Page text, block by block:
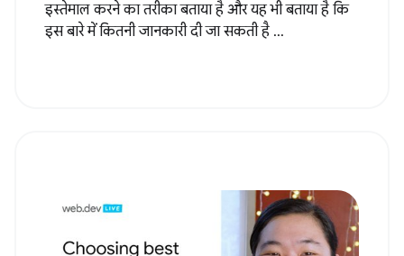
इस्तेमाल करने का तरीका बताया है और यह भी बताया है कि
इस बारे में कितनी जानकारी दी जा सकती है ...